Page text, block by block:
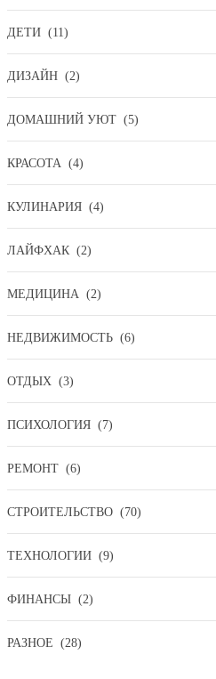
ДЕТИ (11)
ДИЗАЙН (2)
ДОМАШНИЙ УЮТ (5)
КРАСОТА (4)
КУЛИНАРИЯ (4)
ЛАЙФХАК (2)
МЕДИЦИНА (2)
НЕДВИЖИМОСТЬ (6)
ОТДЫХ (3)
ПСИХОЛОГИЯ (7)
РЕМОНТ (6)
СТРОИТЕЛЬСТВО (70)
ТЕХНОЛОГИИ (9)
ФИНАНСЫ (2)
РАЗНОЕ (28)